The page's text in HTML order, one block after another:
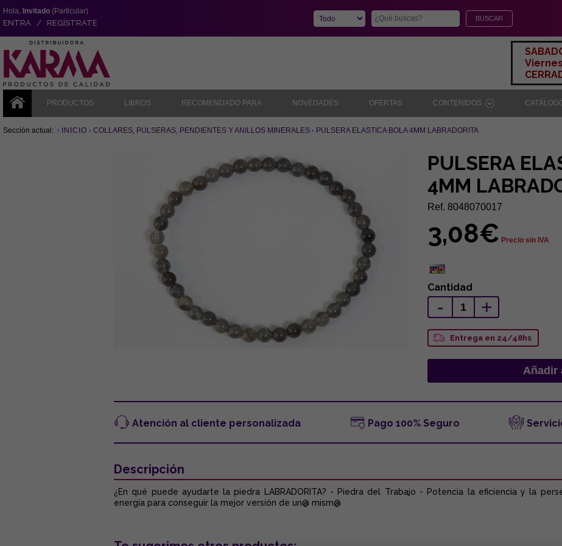
Hola, Invitado (Particular)
ENTRA / REGÍSTRATE
PRODUCTOS LIBROS RECOMENDADO PARA NOVEDADES OFERTAS CONTENIDOS
Sección actual: INICIO COLLARES, PULSERAS, PENDIENTES Y ANILLOS MINERALES PULSERA ELASTICA BOLA 4MM LABRADORITA
PULSERA
4MM
Ref. 8048070017
3,08€ Precio sin IVA
Cantidad
- +
Entrega en 24/48hs
Atención al cliente personalizada Pago 100% Seguro
Descripción
¿En qué puede ayudarte la piedra LABRADORITA? - Piedra del Trabajo - Potencia la eficiencia y la
energía para conseguir la mejor versión de un@ mism@